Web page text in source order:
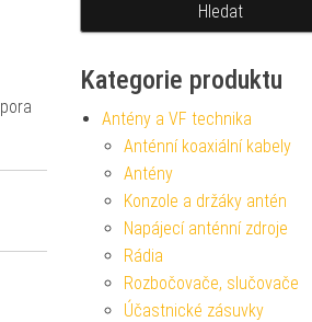
Kategorie produktu
Antény a VF technika
Anténní koaxiální kabely
Antény
Konzole a držáky antén
Napájecí anténní zdroje
Rádia
Rozbočovače, slučovače
Účastnické zásuvky